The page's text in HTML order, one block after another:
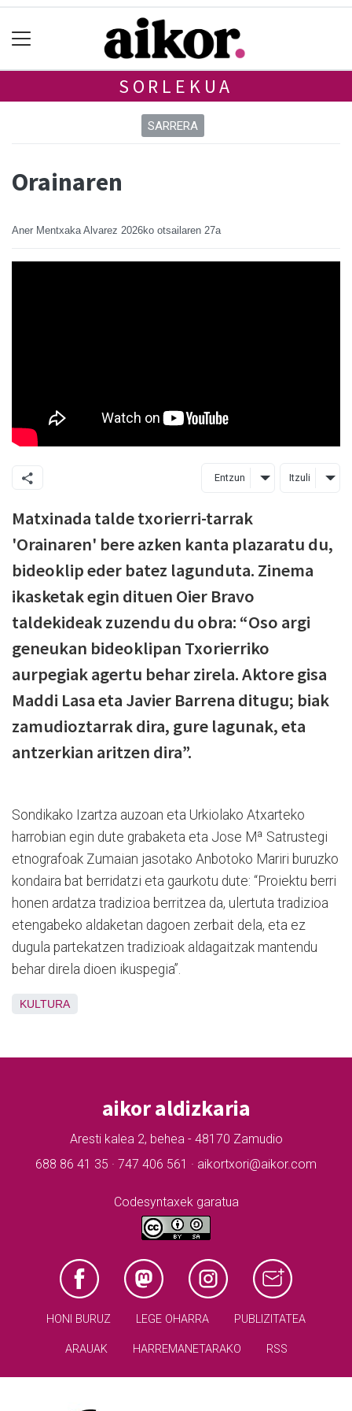
SORLEKUA
SARRERA
Orainaren
Aner Mentxaka Alvarez 2026ko otsailaren 27a
Entzun Itzuli
Matxinada talde txorierri-tarrak
'Orainaren' bere azken kanta plazaratu du,
bideoklip eder batez lagunduta. Zinema
ikasketak egin dituen Oier Bravo
taldekideak zuzendu du obra: “Oso argi
geneukan bideoklipan Txorierriko
aurpegiak agertu behar zirela. Aktore gisa
Maddi Lasa eta Javier Barrena ditugu; biak
zamudioztarrak dira, gure lagunak, eta
antzerkian aritzen dira”.
Sondikako Izartza auzoan eta Urkiolako Atxarteko
harrobian egin dute grabaketa eta Jose Mª Satrustegi
etnografoak Zumaian jasotako Anbotoko Mariri buruzko
kondaira bat berridatzi eta gaurkotu dute: “Proiektu berri
honen ardatza tradizioa berritzea da, ulertuta tradizioa
etengabeko aldaketan dagoen zerbait dela, eta ez
dugula partekatzen tradizioak aldagaitzak mantendu
behar direla dioen ikuspegia”.
KULTURA
aikor aldizkaria
Aresti kalea 2, behea - 48170 Zamudio
688 86 41 35 · 747 406 561 · aikortxori@aikor.com
Codesyntaxek garatua
HONI BURUZ LEGE OHARRA PUBLIZITATEA
ARAUAK HARREMANETARAKO RSS